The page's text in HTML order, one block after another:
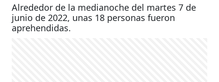
Alrededor de la medianoche del martes 7 de
junio de 2022, unas 18 personas fueron
aprehendidas.